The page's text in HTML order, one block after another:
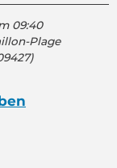
09:40
Plage
)